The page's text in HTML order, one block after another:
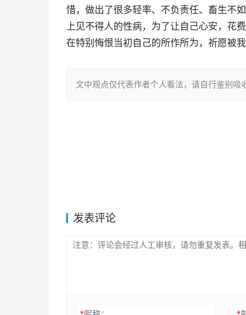
惜，做出了很多轻率、不负责任、畜生不
上见不得人的性病，为了让自己心安，花
在特别悔恨当初自己的所作所为，祈愿被
文中观点仅代表作者个人看法，请自行鉴别吸
发表评论